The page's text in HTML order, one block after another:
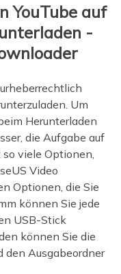
YouTube auf
-
Um
Herunterladen
die Aufgabe auf
viele Optionen,
Video
Optionen, die Sie
können Sie jede
USB-Stick
können Sie die
den Ausgabeordner